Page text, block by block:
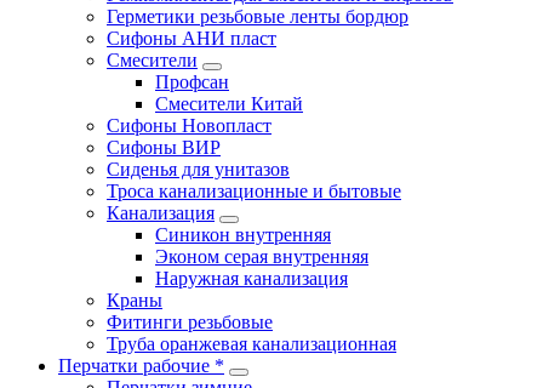
Герметики резьбовые ленты бордюр
Сифоны АНИ пласт
Смесители
Профсан
Смесители Китай
Сифоны Новопласт
Сифоны ВИР
Сиденья для унитазов
Троса канализационные и бытовые
Канализация
Синикон внутренняя
Эконом серая внутренняя
Наружная канализация
Краны
Фитинги резьбовые
Труба оранжевая канализационная
Перчатки рабочие *